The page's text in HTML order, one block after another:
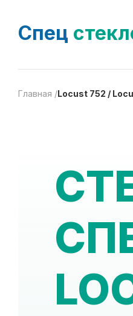
Спец
Главная /Locust 752 /